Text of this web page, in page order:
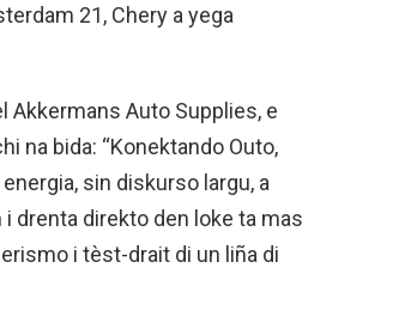
21, Chery a yega
Akkermans Auto Supplies, e
na bida: “Konektando Outo,
sin diskurso largu, a
drenta direkto den loke ta mas
i tèst-drait di un liña di